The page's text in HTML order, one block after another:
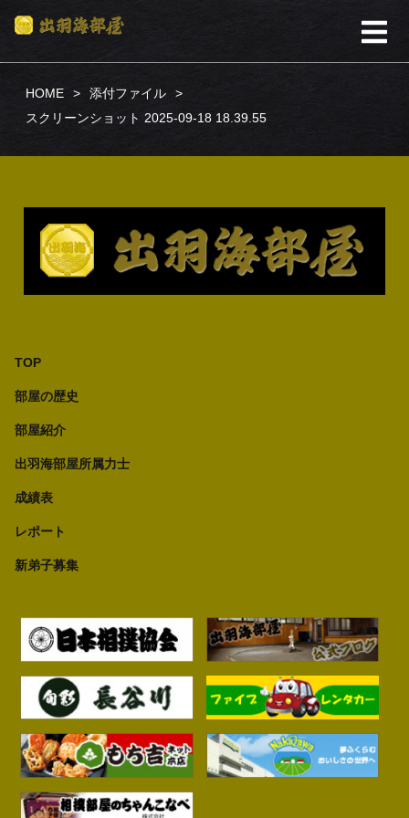
HOME
添付ファイル
スクリーンショット 2025-09-18 18.39.55
TOP
部屋の歴史
部屋紹介
出羽海部屋所属力士
成績表
レポート
新弟子募集